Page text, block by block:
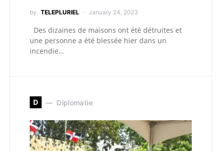
by TELEPLURIEL January 24, 2023
Des dizaines de maisons ont été détruites et
une personne a été blessée hier dans un
incendie…
D Diplomatie